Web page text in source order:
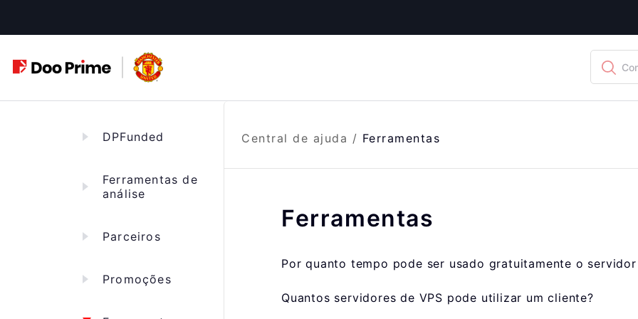
para
conteúdo
DPFunded
Ferramentas de
análise
Parceiros
Promoções
Central de ajuda / Ferramentas
Ferramentas
Por quanto tempo pode ser usado gratuitamente o
Quantos servidores de VPS pode utilizar um cliente?